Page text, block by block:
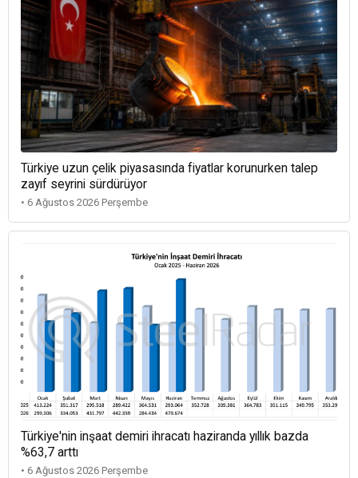
Türkiye uzun çelik piyasasında fiyatlar korunurken talep
zayıf seyrini sürdürüyor
• 6 Ağustos 2026 Perşembe
Türkiye'nin inşaat demiri ihracatı haziranda yıllık bazda
%63,7 arttı
• 6 Ağustos 2026 Perşembe